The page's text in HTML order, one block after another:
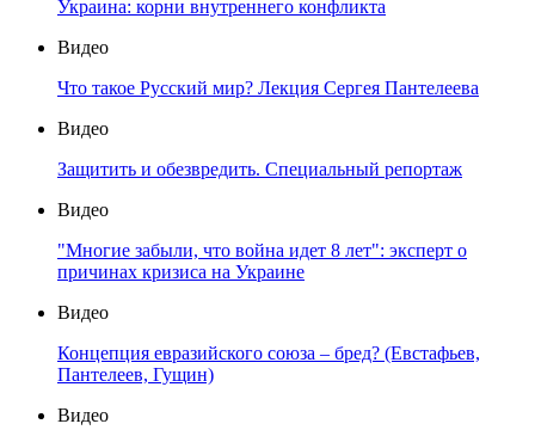
Украина: корни внутреннего конфликта
Видео
Что такое Русский мир? Лекция Сергея Пантелеева
Видео
Защитить и обезвредить. Специальный репортаж
Видео
"Многие забыли, что война идет 8 лет": эксперт о
причинах кризиса на Украине
Видео
Концепция евразийского союза – бред? (Евстафьев,
Пантелеев, Гущин)
Видео